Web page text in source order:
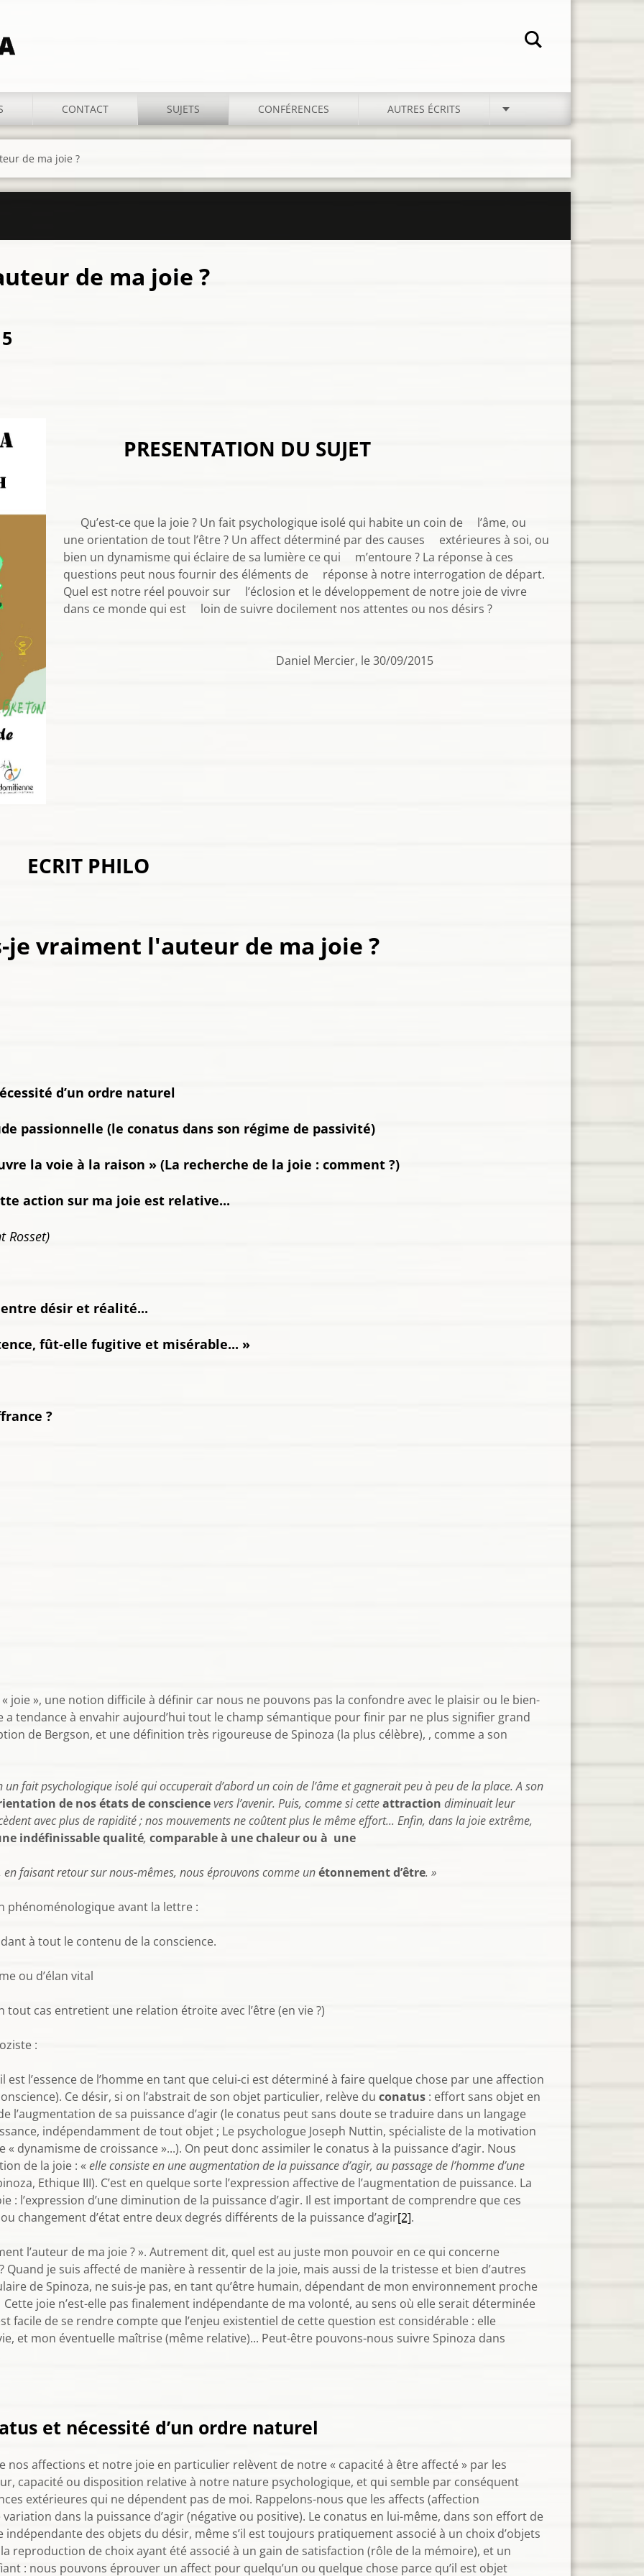
CONTACT SUJETS CONFÉRENCES AUTRES ÉCRITS
de ma joie ?
de ma joie ?
PRESENTATION DU SUJET
Qu’est-ce que la joie ? Un fait psychologique isolé qui habite un coin de l’âme, ou
une orientation de tout l’être ? Un affect déterminé par des causes extérieures à soi, ou
bien un dynamisme qui éclaire de sa lumière ce qui m’entoure ? La réponse à ces
questions peut nous fournir des éléments de réponse à notre interrogation de départ.
Quel est notre réel pouvoir sur l’éclosion et le développement de notre joie de vivre
dans ce monde qui est loin de suivre docilement nos attentes ou nos désirs ?
Daniel Mercier, le 30/09/2015
ECRIT PHILO
je vraiment l'auteur de ma joie ?
d’un ordre naturel
passionnelle (le conatus dans son régime de passivité)
la voie à la raison » (La recherche de la joie : comment ?)
action sur ma joie est relative...
Rosset)
désir et réalité...
fût-elle fugitive et misérable... »
?
joie », une notion difficile à définir car nous ne pouvons pas la confondre avec le plaisir ou le bien-
tendance à envahir aujourd’hui tout le champ sémantique pour finir par ne plus signifier grand
de Bergson, et une définition très rigoureuse de Spinoza (la plus célèbre), , comme a son
fait psychologique isolé qui occuperait d’abord un coin de l’âme et gagnerait peu à peu de la place. A son
de nos états de consciencevers l’avenir. Puis, comme si cetteattraction diminuait leur
avec plus de rapidité ; nos mouvements ne coûtent plus le même effort... Enfin, dans la joie extrême,
indéfinissable qualité, comparable à une chaleur ou à une
en faisant retour sur nous-mêmes, nous éprouvons comme unétonnement d’être. »
phénoménologique avant la lettre :
à tout le contenu de la conscience.
ou d’élan vital
tout cas entretient une relation étroite avec l’être (en vie ?)
:
est l’essence de l’homme en tant que celui-ci est déterminé à faire quelque chose par une affection
Ce désir, si on l’abstrait de son objet particulier, relève du conatus : effort sans objet en
l’augmentation de sa puissance d’agir (le conatus peut sans doute se traduire dans un langage
indépendamment de tout objet ; Le psychologue Joseph Nuttin, spécialiste de la motivation
dynamisme de croissance »...). On peut donc assimiler le conatus à la puissance d’agir. Nous
de la joie : « elle consiste en une augmentation de la puissance d’agir, au passage de l’homme d’une
Ethique III). C’est en quelque sorte l’expression affective de l’augmentation de puissance. La
: l’expression d’une diminution de la puissance d’agir. Il est important de comprendre que ces
changement d’état entre deux degrés différents de la puissance d’agir[2].
l’auteur de ma joie ? ». Autrement dit, quel est au juste mon pouvoir en ce qui concerne
Quand je suis affecté de manière à ressentir de la joie, mais aussi de la tristesse et bien d’autres
de Spinoza, ne suis-je pas, en tant qu’être humain, dépendant de mon environnement proche
joie n’est-elle pas finalement indépendante de ma volonté, au sens où elle serait déterminée
facile de se rendre compte que l’enjeu existentiel de cette question est considérable : elle
et mon éventuelle maîtrise (même relative)... Peut-être pouvons-nous suivre Spinoza dans
et nécessité d’un ordre naturel
nos affections et notre joie en particulier relèvent de notre « capacité à être affecté » par les
capacité ou disposition relative à notre nature psychologique, et qui semble par conséquent
extérieures qui ne dépendent pas de moi. Rappelons-nous que les affects (affection
dans la puissance d’agir (négative ou positive). Le conatus en lui-même, dans son effort de
des objets du désir, même s’il est toujours pratiquement associé à un choix d’objets
reproduction de choix ayant été associé à un gain de satisfaction (rôle de la mémoire), et un
: nous pouvons éprouver un affect pour quelqu’un ou quelque chose parce qu’il est objet